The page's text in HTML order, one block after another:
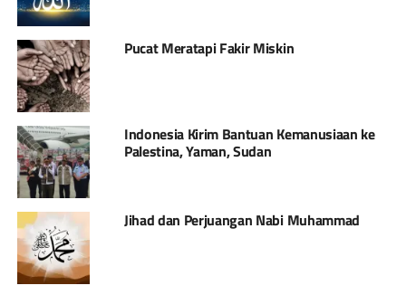
Pucat Meratapi Fakir Miskin
Indonesia Kirim Bantuan Kemanusiaan ke
Palestina, Yaman, Sudan
Jihad dan Perjuangan Nabi Muhammad